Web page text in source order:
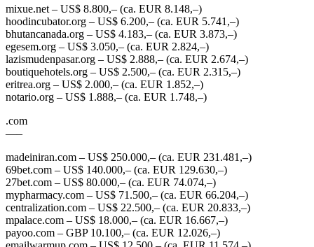
mixue.net – US$ 8.800,– (ca. EUR 8.148,–)
hoodincubator.org – US$ 6.200,– (ca. EUR 5.741,–)
bhutancanada.org – US$ 4.183,– (ca. EUR 3.873,–)
egesem.org – US$ 3.050,– (ca. EUR 2.824,–)
lazismudenpasar.org – US$ 2.888,– (ca. EUR 2.674,–)
boutiquehotels.org – US$ 2.500,– (ca. EUR 2.315,–)
eritrea.org – US$ 2.000,– (ca. EUR 1.852,–)
notario.org – US$ 1.888,– (ca. EUR 1.748,–)
.com
—–
madeiniran.com – US$ 250.000,– (ca. EUR 231.481,–)
69bet.com – US$ 140.000,– (ca. EUR 129.630,–)
27bet.com – US$ 80.000,– (ca. EUR 74.074,–)
mypharmacy.com – US$ 71.500,– (ca. EUR 66.204,–)
centralization.com – US$ 22.500,– (ca. EUR 20.833,–)
mpalace.com – US$ 18.000,– (ca. EUR 16.667,–)
payoo.com – GBP 10.100,– (ca. EUR 12.026,–)